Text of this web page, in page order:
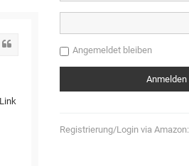
Angemeldet bleiben
Registrierung/Login via Amazon: